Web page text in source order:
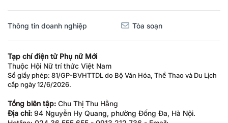
Thông tin doanh nghiệp Tòa soạn
Tạp chí điện tử Phụ nữ Mới
Thuộc Hội Nữ trí thức Việt Nam
Số giấy phép: 81/GP-BVHTTDL do Bộ Văn Hóa, Thể Thao và Du Lịch
cấp ngày 12/6/2026.
Tổng biên tập: Chu Thị Thu Hằng
Địa chỉ: 94 Nguyễn Hy Quang, phường Đống Đa, Hà Nội.